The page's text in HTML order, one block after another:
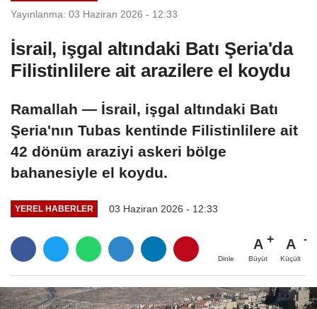
Yayınlanma: 03 Haziran 2026 - 12:33
İsrail, işgal altındaki Batı Şeria'da
Filistinlilere ait arazilere el koydu
Ramallah — İsrail, işgal altındaki Batı
Şeria'nın Tubas kentinde Filistinlilere ait
42 dönüm araziyi askeri bölge
bahanesiyle el koydu.
YEREL HABERLER 03 Haziran 2026 - 12:33
Dinle
A
Büyüt
A
Küçült